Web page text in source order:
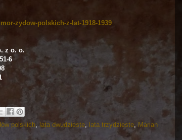
zydow-polskich-z-lat-1918-1939
z o. o.
6
polskich, lata dwudzieste, lata trzydzieste, Marian